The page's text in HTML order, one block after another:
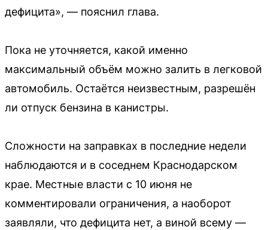
дефицита», — пояснил глава.
Пока не уточняется, какой именно
максимальный объём можно залить в легковой
автомобиль. Остаётся неизвестным, разрешён
ли отпуск бензина в канистры.
Сложности на заправках в последние недели
наблюдаются и в соседнем Краснодарском
крае. Местные власти с 10 июня не
комментировали ограничения, а наоборот
заявляли, что дефицита нет, а виной всему —